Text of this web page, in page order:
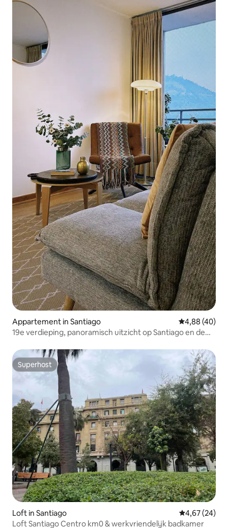
Appartement in Santiago Gemiddelde
4,88 (40)
19e verdieping, panoramisch uitzicht op Santiago en de
Superhost
Superhost
Loft in Santiago Gemiddelde
4,67 (24)
Loft Santiago Centro km0 & werkvriendelijk badkamer